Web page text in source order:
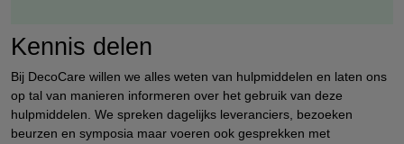
Kennis delen
Bij DecoCare willen we alles weten van hulpmiddelen en laten ons
op tal van manieren informeren over het gebruik van deze
hulpmiddelen. We spreken dagelijks leveranciers, bezoeken
beurzen en symposia maar voeren ook gesprekken met